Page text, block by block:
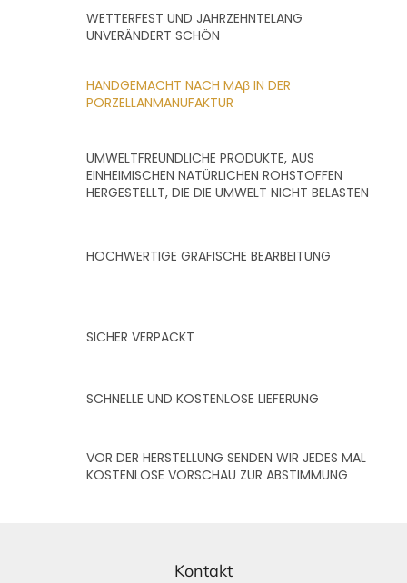
e
WETTERFEST UND JAHRZEHNTELANG
UNVERÄNDERT SCHÖN
HANDGEMACHT NACH MAβ IN DER
PORZELLANMANUFAKTUR
UMWELTFREUNDLICHE PRODUKTE, AUS
EINHEIMISCHEN NATÜRLICHEN ROHSTOFFEN
HERGESTELLT, DIE DIE UMWELT NICHT BELASTEN
HOCHWERTIGE GRAFISCHE BEARBEITUNG
SICHER VERPACKT
SCHNELLE UND KOSTENLOSE LIEFERUNG
VOR DER HERSTELLUNG SENDEN WIR JEDES MAL
KOSTENLOSE VORSCHAU ZUR ABSTIMMUNG
Kontakt